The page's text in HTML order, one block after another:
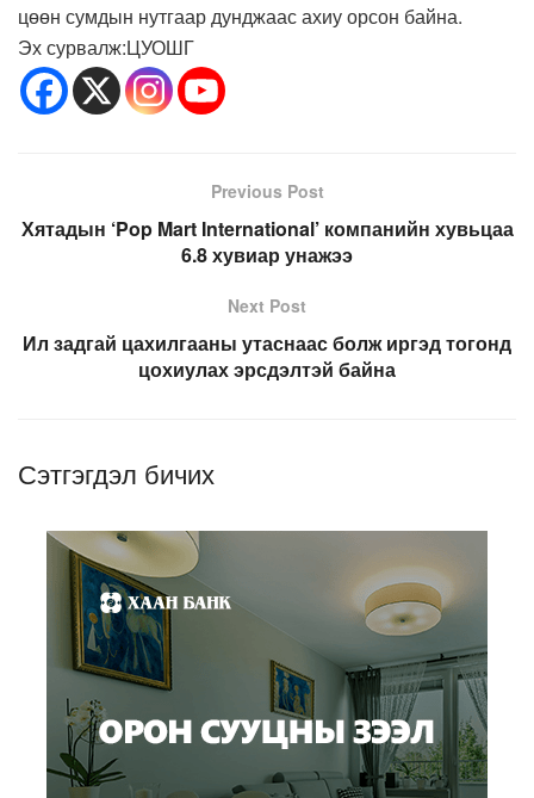
цөөн сумдын нутгаар дунджаас ахиу орсон байна.
Эх сурвалж:ЦУОШГ
Previous Post
Хятадын ‘Pop Mart International’ компанийн хувьцаа
6.8 хувиар унажээ
Next Post
Ил задгай цахилгааны утаснаас болж иргэд тогонд
цохиулах эрсдэлтэй байна
Сэтгэгдэл бичих